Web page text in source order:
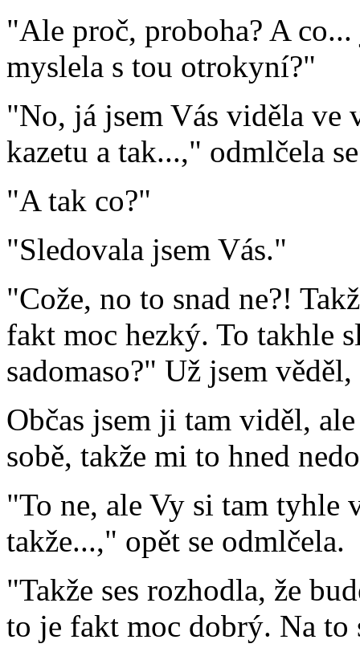
"Ale proč, proboha? A
myslela s tou otrokyní?"
"No, já jsem Vás viděla ve
kazetu a tak...," odmlčela
"A tak co?"
"Sledovala jsem Vás."
"Cože, no to snad ne?!
fakt moc hezký. To takhle
sadomaso?" Už jsem
Občas jsem ji tam viděl,
sobě, takže mi to hned
"To ne, ale Vy si tam tyhle
takže...," opět se odmlčela.
"Takže ses rozhodla, že
to je fakt moc dobrý. Na to